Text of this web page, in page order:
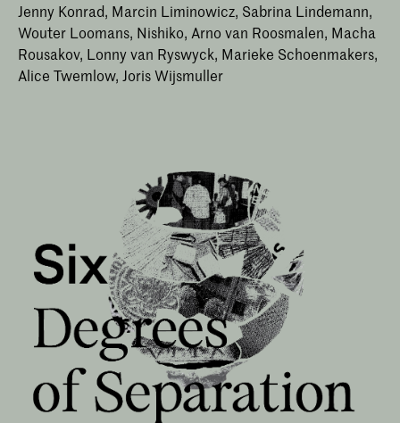
Jenny Konrad, Marcin Liminowicz, Sabrina Lindemann,
Wouter Loomans, Nishiko, Arno van Roosmalen, Macha
Rousakov, Lonny van Ryswyck, Marieke Schoenmakers,
Alice Twemlow, Joris Wijsmuller